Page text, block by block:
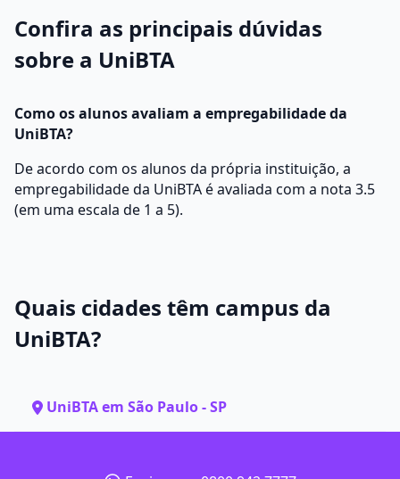
Confira as principais dúvidas
sobre a UniBTA
Como os alunos avaliam a empregabilidade da
UniBTA?
De acordo com os alunos da própria instituição, a
empregabilidade da UniBTA é avaliada com a nota 3.5
(em uma escala de 1 a 5).
Quais cidades têm campus da
UniBTA?
UniBTA em São Paulo - SP